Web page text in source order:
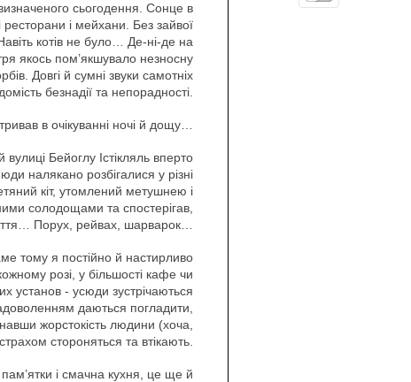
сьогодення. Сонце в
ресторани і мейхани. Без зайвої
котів не було… Де-ні-де на
якось пом’якшувало незносну
Довгі й сумні звуки самотніх
безнадії та непорадності.
в очікуванні ночі й дощу…
Бейоглу Істікляль вперто
налякано розбігалися у різні
кіт, утомлений метушнею і
солодощами та спостерігав,
Порух, рейвах, шарварок…
тому я постійно й настирливо
розі, у більшості кафе чи
установ - усюди зустрічаються
даються погладити,
жорстокість людини (хоча,
стороняться та втікають.
і смачна кухня, це ще й